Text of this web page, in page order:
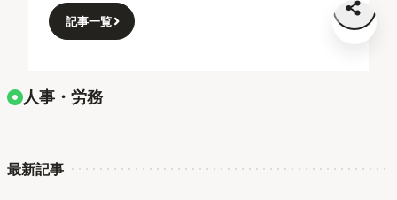
記事一覧
人事・労務
最新記事